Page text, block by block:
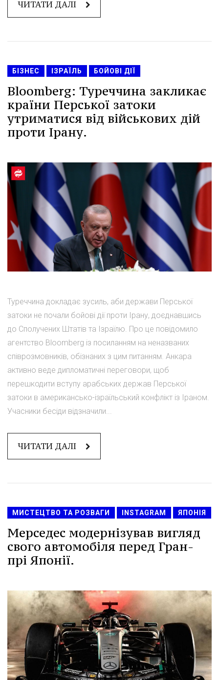
ЧИТАТИ ДАЛІ
БІЗНЕС ІЗРАЇЛЬ БОЙОВІ ДІЇ
Bloomberg: Туреччина закликає
країни Перської затоки
утриматися від військових дій
проти Ірану.
Туреччина докладає зусиль, аби держави Перської
затоки не почали бойові дії проти Ірану, доєднавшись
до Сполучених Штатів та Ізраїлю. Про це повідомило
агентство Bloomberg із посиланням на неназваних
співрозмовників, обізнаних з цим питанням. Анкара
активно веде дипломатичні переговори, щоб
перешкодити вступу арабських держав Перської
затоки в американсько-ізраїльський конфлікт із Іраном.
Учасники бесіди відзначили...
ЧИТАТИ ДАЛІ
МИСТЕЦТВО ТА РОЗВАГИ INSTAGRAM ЯПОНІЯ
Мерседес модернізував вигляд
свого автомобіля перед Гран-
прі Японії.